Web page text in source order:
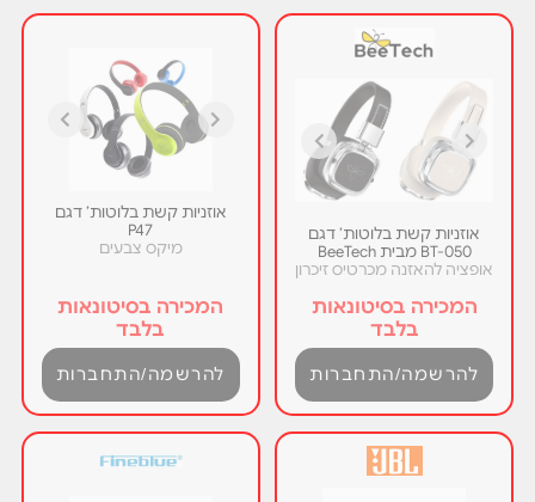
אוזניות קשת בלוטות’ דגם
BT-050 מבית BeeTech
אופציה להאזנה מכרטיס זיכרון
המכירה בסיטונאות
בלבד
להרשמה/התחברות
אוזניות קשת בלוטות’ דגם
P47
מיקס צבעים
המכירה בסיטונאות
בלבד
להרשמה/התחברות